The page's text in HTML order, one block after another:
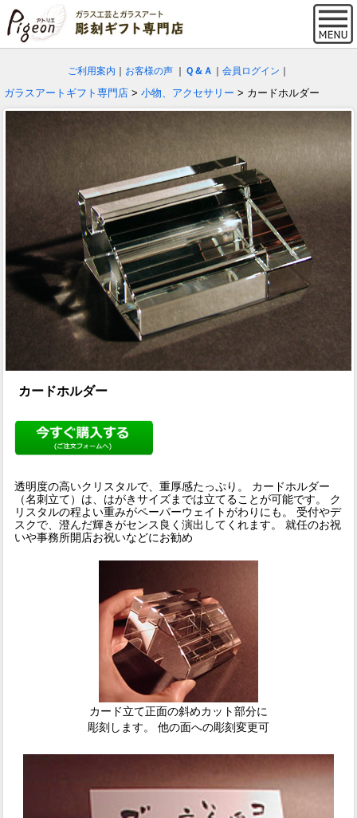
ご利用案内 お客様の声 Ｑ＆Ａ 会員ログイン
ガラスアートギフト専門店 > 小物、アクセサリー > カードホルダー
カードホルダー
透明度の高いクリスタルで、重厚感たっぷり。 カードホルダー
（名刺立て）は、はがきサイズまでは立てることが可能です。 ク
リスタルの程よい重みがペーパーウェイトがわりにも。 受付やデ
スクで、澄んだ輝きがセンス良く演出してくれます。 就任のお祝
いや事務所開店お祝いなどにお勧め
カード立て正面の斜めカット部分に
彫刻します。 他の面への彫刻変更可